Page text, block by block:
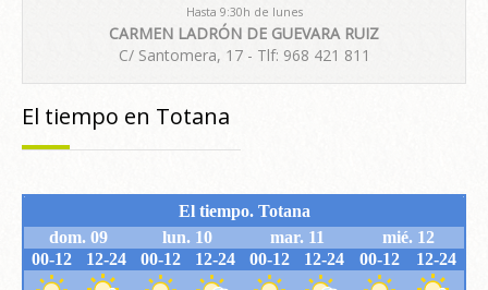
Hasta 9:30h de lunes
CARMEN LADRÓN DE GUEVARA RUIZ
C/ Santomera, 17 - Tlf: 968 421 811
El tiempo en Totana